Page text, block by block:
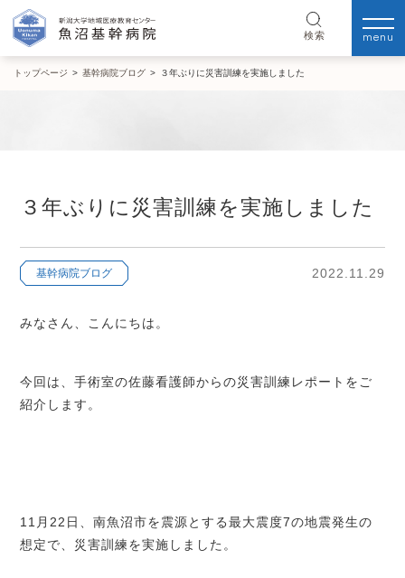
検索 menu
トップページ > 基幹病院ブログ > ３年ぶりに災害訓練を実施しました
３年ぶりに災害訓練を実施しました
基幹病院ブログ 2022.11.29
みなさん、こんにちは。
今回は、手術室の佐藤看護師からの災害訓練レポートをご
紹介します。
11月22日、南魚沼市を震源とする最大震度7の地震発生の
想定で、災害訓練を実施しました。